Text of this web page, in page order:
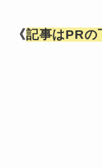
《記事はPRの